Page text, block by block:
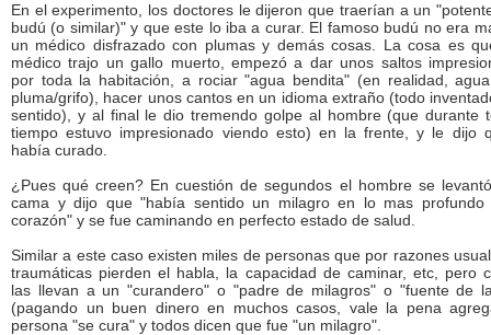
En el experimento, los doctores le dijeron que traerían a un
budú (o similar)" y que este lo iba a curar. El famoso budú no era
un médico disfrazado con plumas y demás cosas. La cosa es
médico trajo un gallo muerto, empezó a dar unos saltos
por toda la habitación, a rociar "agua bendita" (en realidad,
pluma/grifo), hacer unos cantos en un idioma extraño (todo
sentido), y al final le dio tremendo golpe al hombre (que durante
tiempo estuvo impresionado viendo esto) en la frente, y le dijo
había curado.
¿Pues qué creen? En cuestión de segundos el hombre se
cama y dijo que "había sentido un milagro en lo mas
corazón" y se fue caminando en perfecto estado de salud.
Similar a este caso existen miles de personas que por razones
traumáticas pierden el habla, la capacidad de caminar, etc, pero
las llevan a un "curandero" o "padre de milagros" o "fuente de
(pagando un buen dinero en muchos casos, vale la pena
persona "se cura" y todos dicen que fue "un milagro".